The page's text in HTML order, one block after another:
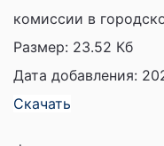
комиссии в
Размер: 23.52 Кб
Дата добавления:
Скачать